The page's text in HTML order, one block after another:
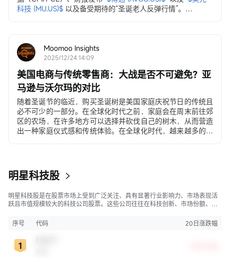
科技 (MU.US)$ 以及备受期待的“圣诞老人反弹行情”。
Moomoo Insights
2025/12/24 14:09
美国电商与传统零售商：大战是否不可避免？亚
马逊与沃尔玛的对比
随着圣诞节的临近，购买圣诞树是美国家庭庆祝节日的传统且
必不可少的一部分。在全球化时代之前，家庭会在周末前往郊
区的农场，在许多地方可以选择并砍伐自己的树木，从而营造
出一种家庭仪式感和传统体验。在全球化时代，越来越多的美
明星科技股
明星科技股是在股票市场上受到广泛关注、具有显著行业影响力、市场表现活
跃且市值规模较大的科技公司股票。这些公司往往在科技创新、市场份额、品
市，特别是科技行业板块乃至全球经济具有显著影响。
序号 代码 20日涨跌幅